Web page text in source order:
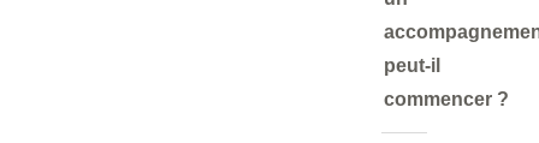
peut-il
commencer ?